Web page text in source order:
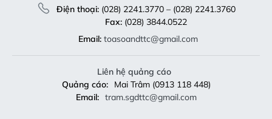
Điện thoại:(028) 2241.3770 – (028) 2241.3760
Fax:(028) 3844.0522
Email: toasoandttc@gmail.com
Liên hệ quảng cáo
Quảng cáo:
Mai Trâm (0913 118 448)
Email: tram.sgdttc@gmail.com